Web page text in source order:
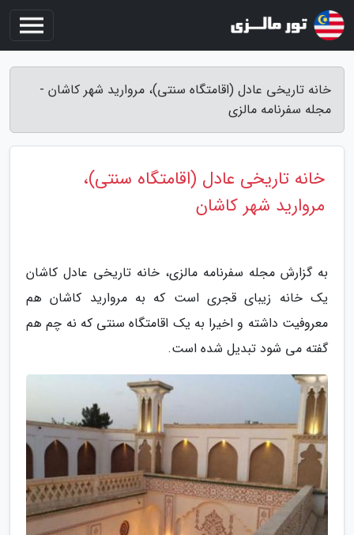
خانه تاریخی عادل (اقامتگاه سنتی)، مروارید شهر کاشان -
مجله سفرنامه مالزی
خانه تاریخی عادل (اقامتگاه سنتی)،
مروارید شهر کاشان
به گزارش مجله سفرنامه مالزی، خانه تاریخی عادل کاشان
یک خانه زیبای قجری است که به مروارید کاشان هم
معروفیت داشته و اخیرا به یک اقامتگاه سنتی که نه چم هم
گفته می شود تبدیل شده است.